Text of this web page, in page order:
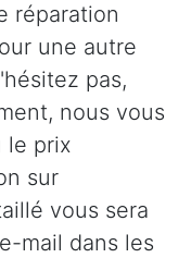
réparation
une autre
pas,
nous vous
le prix
sur
vous sera
mail dans les